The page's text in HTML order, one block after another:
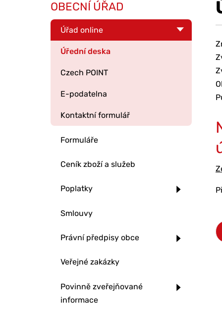
OBECNÍ ÚŘAD
Úřad online
Úřední deska
Czech POINT
E-podatelna
Kontaktní formulář
Formuláře
Ceník zboží a služeb
Poplatky
Smlouvy
Právní předpisy obce
Veřejné zakázky
Povinně zveřejňované
informace